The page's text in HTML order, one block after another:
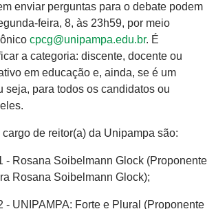
enviar perguntas para o debate podem
feira, 8, às 23h59, por meio
cpcg@unipampa.edu.br. É
a categoria: discente, docente ou
em educação e, ainda, se é um
seja, para todos os candidatos ou
de reitor(a) da Unipampa são:
- Rosana Soibelmann Glock (Proponente
Rosana Soibelmann Glock);
- UNIPAMPA: Forte e Plural (Proponente